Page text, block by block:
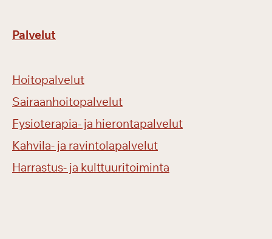
Palvelut
Hoitopalvelut
Sairaanhoitopalvelut
Fysioterapia- ja hierontapalvelut
Kahvila- ja ravintolapalvelut
Harrastus- ja kulttuuritoiminta